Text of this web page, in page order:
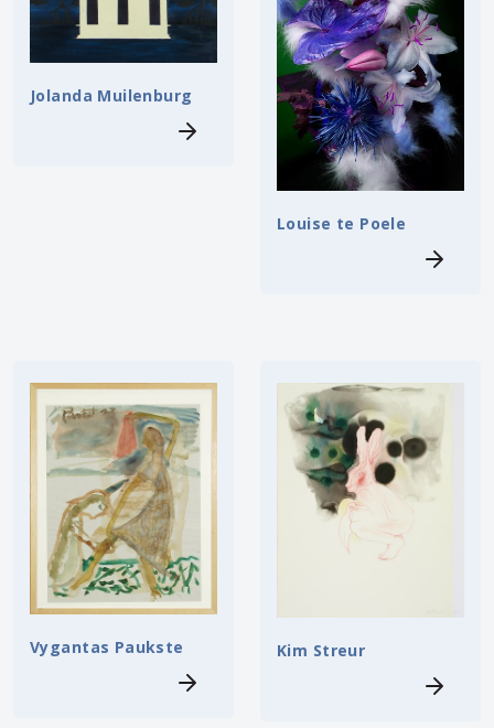
Jolanda Muilenburg
Louise te Poele
Vygantas Paukste Kim Streur